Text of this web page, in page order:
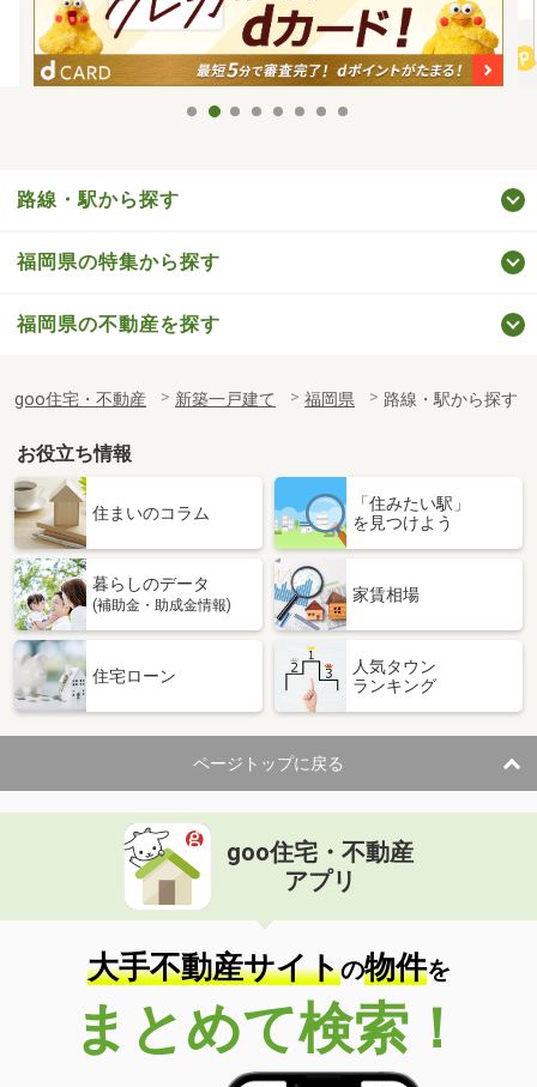
路線・駅から探す
福岡県の特集から探す
福岡県の不動産を探す
goo住宅・不動産 新築一戸建て 福岡県 路線・駅から探す
お役立ち情報
住まいのコラム
「住みたい駅」
を見つけよう
暮らしのデータ
(補助金・助成金情報)
家賃相場
住宅ローン
人気タウン
ランキング
ページトップに戻る
goo住宅・不動産
アプリ
大手不動産サイトの物件を
まとめて検索！